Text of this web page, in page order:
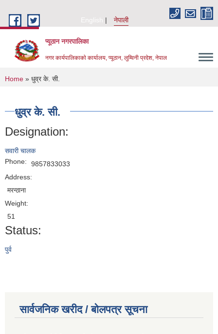
English
नेपाली
प्यूठान नगरपालिका
नगर कार्यपालिकाकाे कार्यालय, प्यूठान, लुम्विनी प्रदेश, नेपाल
You are here
Home » धुव्र के. सी.
धुव्र के. सी.
Designation:
सवारी चालक
Phone:
9857833033
Address:
मरन्ठाना
Weight:
51
Status:
पुर्व
सार्वजनिक खरीद / बोलपत्र सूचना